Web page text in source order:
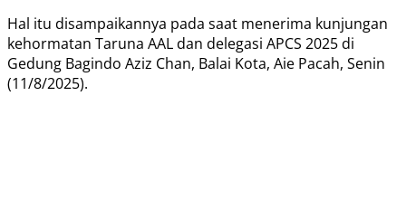
Hal itu disampaikannya pada saat menerima kunjungan
kehormatan Taruna AAL dan delegasi APCS 2025 di
Gedung Bagindo Aziz Chan, Balai Kota, Aie Pacah, Senin
(11/8/2025).